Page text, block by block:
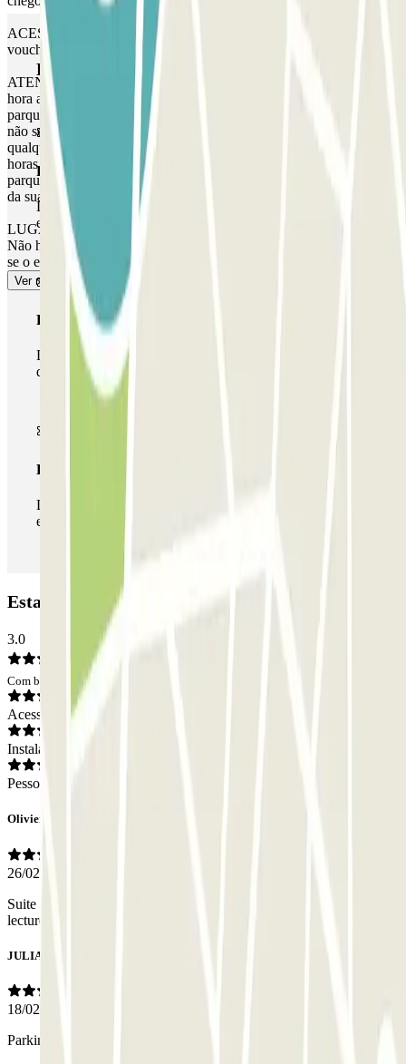
ACESSO PATRONAL: Utilize o código de acesso indicado no seu
voucher de reserva.
ATENÇÃO: Pode aceder ao parque de estacionamento até uma
hora antes da hora especificada na sua reserva. Se tentar aceder ao
parque de estacionamento fora desta janela de uma hora, a barreira
não se abrirá. No entanto, é favor notar que lhe será cobrado
qualquer tempo adicional, quer chegue antes ou parta depois das
horas indicadas na sua reserva, dependendo das tarifas locais que o
parque de estacionamento funcionar na altura. Nestes casos, no final
da sua reserva, receberá um recibo pelo tempo extra cobrado.
LUGAR NÃO GARANTIDO NESTE ESTACIONAMENTO.
Não há prioridade de entrada, e poderá ter de aguardar ou fazer fila
se o estacionamento estiver cheio.
Ver mais
Produtos Parclick
Passe simples
Durante a sua estadia, só poderá entrar e sair do parque de
estacionamento uma vez.
Passe multiestacionamento
Durante a sua estadia, pode utilizar toda a rede de parques
de estacionamento deste operador disponível em Parclick.
Passe ilimitado
Durante a sua estadia, pode entrar e sair do parque de
estacionamento as vezes que quiser.
Estacionamento INDIGO Brienne: Opiniões
3.0
Com base em 3 opiniões
Acesso
Instalações
Pessoal
Olivier
26/02/2026
Suite a une réservation de deux jours, entrée parfaite, sortie pas de
lecture de ma plaque immatriculation ,un peu compliqué
JULIAN
18/02/2026
Parking oscuro. Empleado no habla inglés